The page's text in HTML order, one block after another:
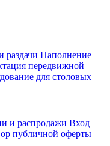
раздачи Наполнение
передвижной
для столовых
и распродажи Вход
публичной оферты